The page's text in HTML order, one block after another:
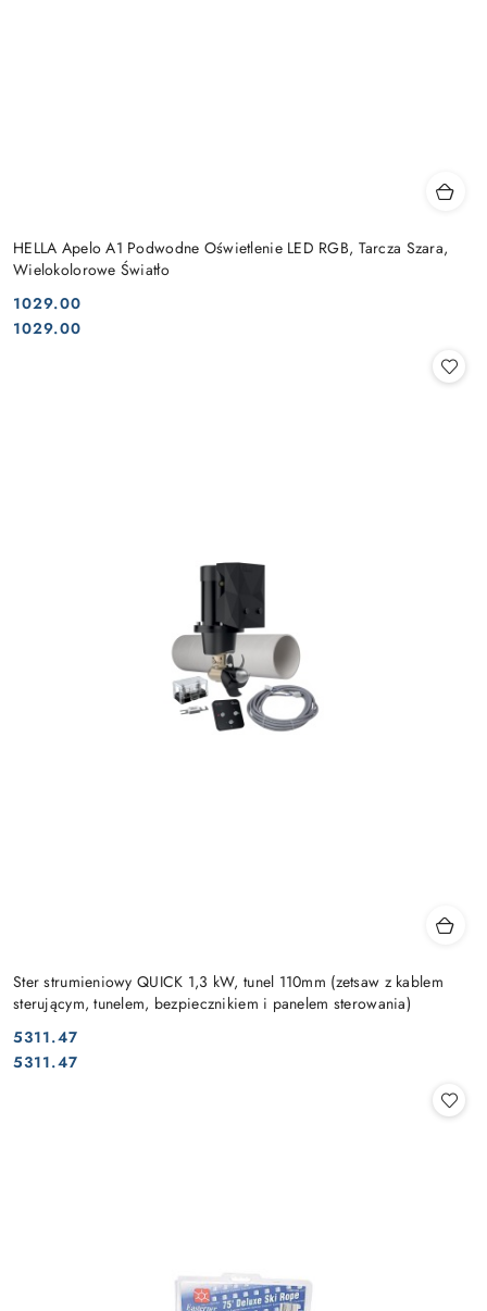
HELLA Apelo A1 Podwodne Oświetlenie LED RGB, Tarcza Szara,
Wielokolorowe Światło
Cena:
1029.00
Cena:
1029.00
Ster strumieniowy QUICK 1,3 kW, tunel 110mm (zetsaw z kablem
sterującym, tunelem, bezpiecznikiem i panelem sterowania)
Cena:
5311.47
Cena:
5311.47